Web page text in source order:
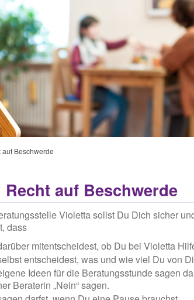
auf Beschwerde
Recht auf Beschwerde
Violetta sollst Du Dich sicher
dass
mitentscheidest, ob Du bei Violetta
entscheidest, was und wie viel Du von
Ideen für die Beratungsstunde sagen
Beraterin „Nein“ sagen.